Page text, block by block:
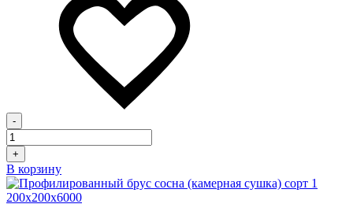
-
+
В корзину